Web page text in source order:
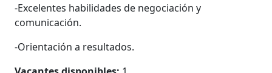
-Excelentes habilidades de negociación y
comunicación.
-Orientación a resultados.